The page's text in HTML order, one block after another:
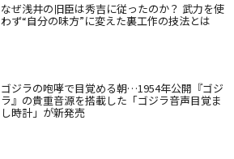
なぜ浅井の旧臣は秀吉に従ったのか？ 武力を使
わず“自分の味方”に変えた裏工作の技法とは
ゴジラの咆哮で目覚める朝…1954年公開『ゴジ
ラ』の貴重音源を搭載した「ゴジラ音声目覚ま
し時計」が新発売